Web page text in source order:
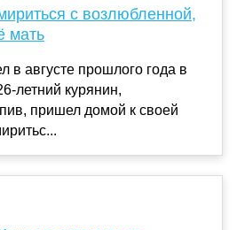
с возлюбленной,
мать
в августе прошлого года в
летний курянин,
пришел домой к своей